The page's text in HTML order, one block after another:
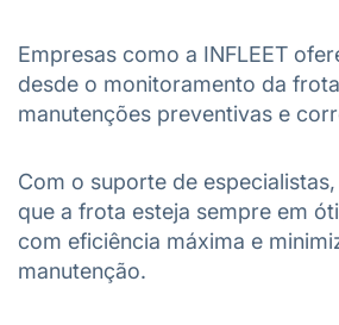
Empresas como a INFLEET
desde o monitoramento da
manutenções preventivas e
Com o suporte de
que a frota esteja sempre em
com eficiência máxima e
manutenção.